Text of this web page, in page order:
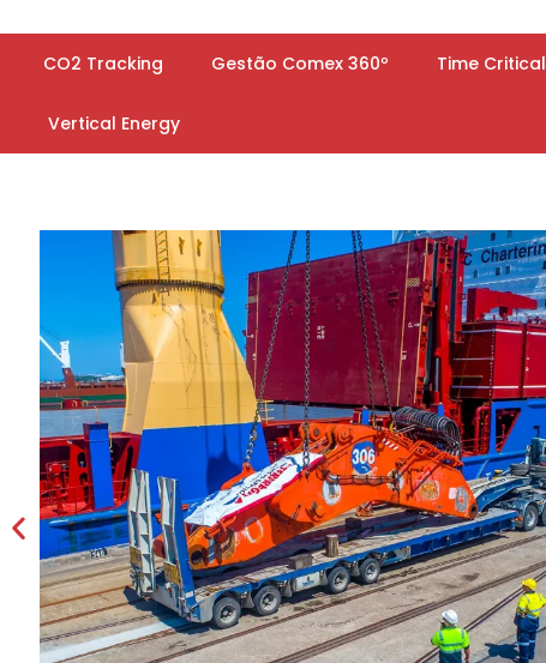
CO2 Tracking Gestão Comex 360º Time Critical
Vertical Energy